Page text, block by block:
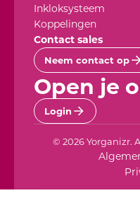
Inkloksysteem
Koppelingen
Contact sales
Neem contact op
Open je
Login
© 2026 Yorganizr.